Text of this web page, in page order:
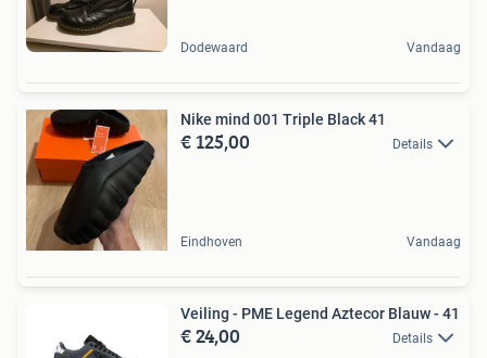
Dodewaard Vandaag
Nike mind 001 Triple Black 41
€ 125,00 Details
Eindhoven Vandaag
Veiling - PME Legend Aztecor Blauw - 41
€ 24,00 Details